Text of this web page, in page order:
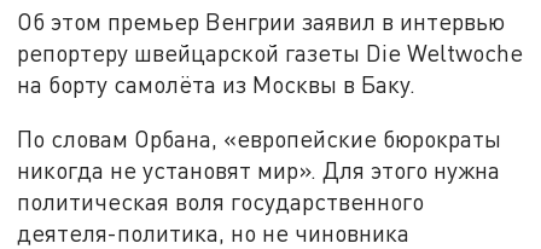
Об этом премьер Венгрии заявил в интервью
репортеру швейцарской газеты Die Weltwoche
на борту самолёта из Москвы в Баку.
По словам Орбана, «европейские бюрократы
никогда не установят мир». Для этого нужна
политическая воля государственного
деятеля-политика, но не чиновника